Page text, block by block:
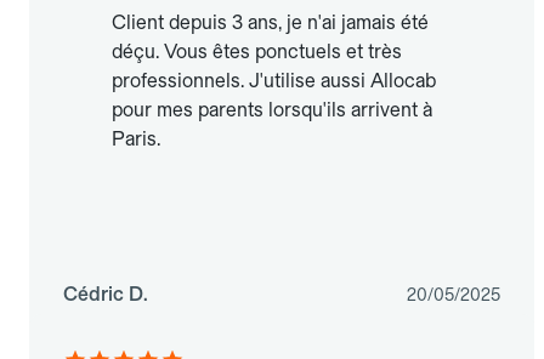
Client depuis 3 ans, je n'ai jamais été
déçu. Vous êtes ponctuels et très
professionnels. J'utilise aussi Allocab
pour mes parents lorsqu'ils arrivent à
Paris.
Cédric D. 20/05/2025